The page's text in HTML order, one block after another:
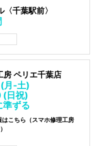
千葉駅前〉
房 ペリエ千葉店
月-土)
日祝)
準ずる
こちら（スマホ修理工房